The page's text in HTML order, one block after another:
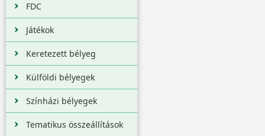
FDC
Játékok
Keretezett bélyeg
Külföldi bélyegek
Színházi bélyegek
Tematikus összeállítások